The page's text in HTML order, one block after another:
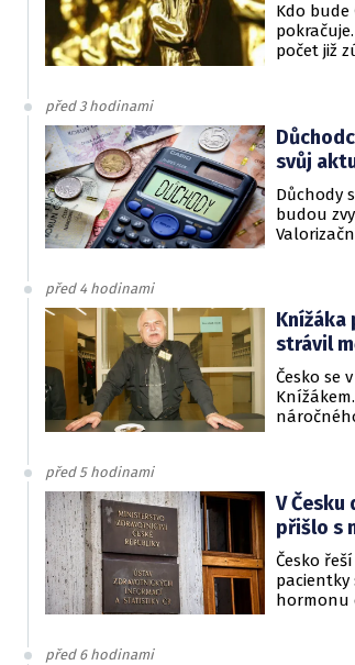
Kdo bude
počet již
před 3 hodinami
svůj
Důchody
budou
před 4 hodinami
Knížáka
strávil
Česko se
před 5 hodinami
V
přišlo s
Česko
hormonu
před 6 hodinami